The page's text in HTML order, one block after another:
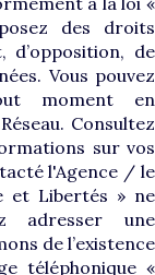
des droits
d’opposition, de
Vous pouvez
moment en
Consultez
sur vos
l'Agence / le
et Libertés » ne
adresser une
de l’existence
téléphonique «